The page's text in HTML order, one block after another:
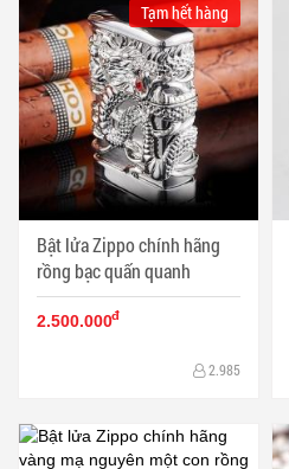
Bật lửa Zippo chính hãng
rồng bạc quấn quanh
Tạm hết hàng
2.500.000đ
2.985